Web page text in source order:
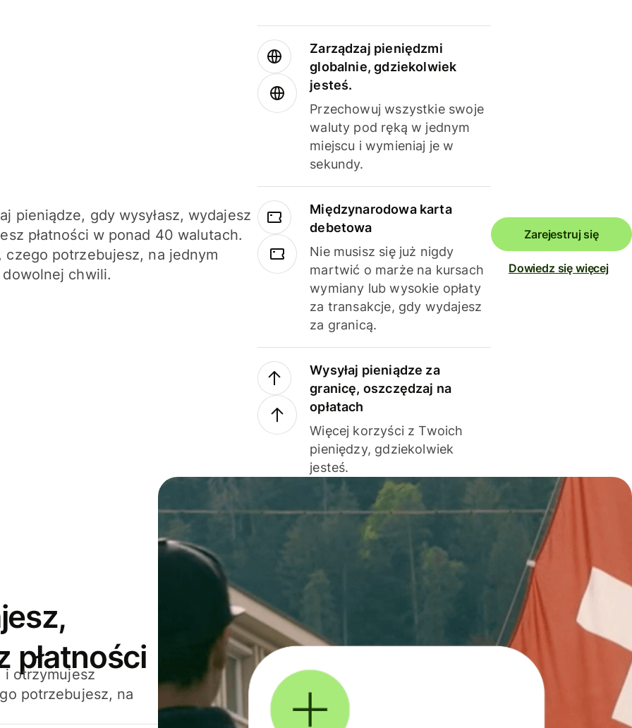
pieniądze, gdy wysyłasz, wydajesz
płatności w ponad 40 walutach.
czego potrzebujesz, na jednym
chwili.
Zarządzaj pieniędzmi
globalnie, gdziekolwiek
jesteś.
Przechowuj wszystkie swoje
waluty pod ręką w jednym
miejscu i wymieniaj je w
sekundy.
Międzynarodowa karta
debetowa
Nie musisz się już nigdy
martwić o marże na kursach
wymiany lub wysokie opłaty
za transakcje, gdy wydajesz
za granicą.
Wysyłaj pieniądze za
granicę, oszczędzaj na
opłatach
Więcej korzyści z Twoich
pieniędzy, gdziekolwiek
jesteś.
Zarejestruj się
Dowiedz się więcej
płatności
i otrzymujesz
potrzebujesz, na